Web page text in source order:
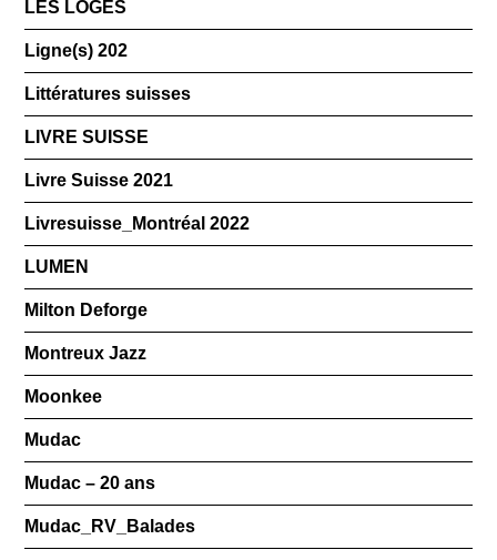
LES LOGES
Ligne(s) 202
Littératures suisses
LIVRE SUISSE
Livre Suisse 2021
Livresuisse_Montréal 2022
LUMEN
Milton Deforge
Montreux Jazz
Moonkee
Mudac
Mudac – 20 ans
Mudac_RV_Balades